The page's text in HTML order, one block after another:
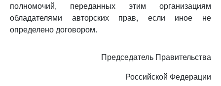
полномочий, переданных этим организациям
обладателями авторских прав, если иное не
определено договором.
Председатель Правительства
Российской Федерации